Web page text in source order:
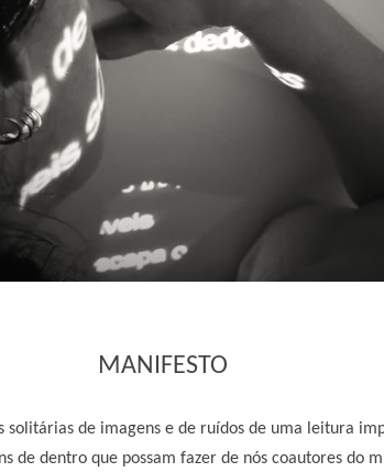
MANIFESTO
de imagens e de ruídos de uma leitura
de dentro que possam fazer de nós coautores do